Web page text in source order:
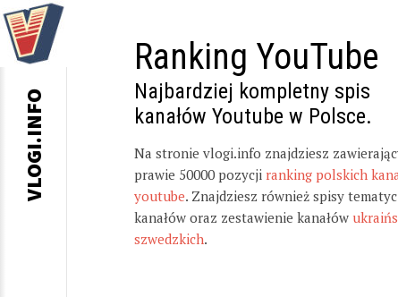
Ranking YouTube
Najbardziej kompletny spis
kanałów Youtube w Polsce.
Na stronie vlogi.info znajdziesz
prawie 50000 pozycji ranking polskich
youtube. Znajdziesz również spisy
kanałów oraz zestawienie kanałów
szwedzkich.
VLOGI.INFO